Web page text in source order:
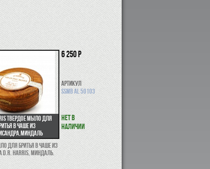
твердое мыло для
в чаше из
для бритья в чаше из
D.R. Harris, миндаль.
6 250 р
Артикул
SSMB AL 50103
Нет в
наличии